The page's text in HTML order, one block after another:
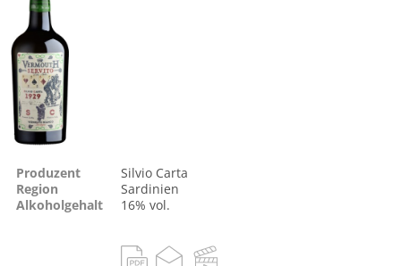
Produzent
Silvio Carta
Region
Sardinien
Alkoholgehalt
16% vol.